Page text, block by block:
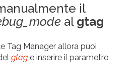
il
al gtag
Tag Manager allora puoi
gtag e inserire il parametro